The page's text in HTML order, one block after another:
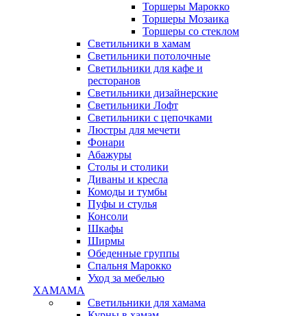
Торшеры Марокко
Торшеры Мозаика
Торшеры со стеклом
Светильники в хамам
Светильники потолочные
Светильники для кафе и
ресторанов
Светильники дизайнерские
Светильники Лофт
Светильники с цепочками
Люстры для мечети
Фонари
Абажуры
Столы и столики
Диваны и кресла
Комоды и тумбы
Пуфы и стулья
Консоли
Шкафы
Ширмы
Обеденные группы
Спальня Марокко
Уход за мебелью
ХАМАМА
Светильники для хамама